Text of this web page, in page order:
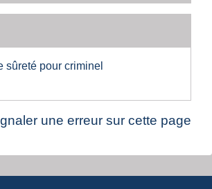
sûreté pour criminel
une erreur sur cette page